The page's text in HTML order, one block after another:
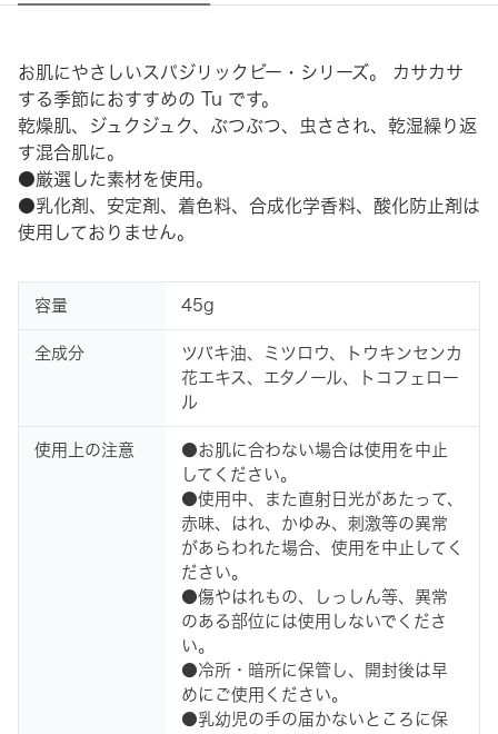
お肌にやさしいスパジリックビー・シリーズ。 カサカサ
する季節におすすめの Tu です。
乾燥肌、ジュクジュク、ぶつぶつ、虫さされ、乾湿繰り返
す混合肌に。
●厳選した素材を使用。
●乳化剤、安定剤、着色料、合成化学香料、酸化防止剤は
使用しておりません。
容量 45g
全成分
ツバキ油、ミツロウ、トウキンセンカ
花エキス、エタノール、トコフェロー
ル
使用上の注意
●お肌に合わない場合は使用を中止
してください。
●使用中、また直射日光があたって、
赤味、はれ、かゆみ、刺激等の異常
があらわれた場合、使用を中止してく
ださい。
●傷やはれもの、しっしん等、異常
のある部位には使用しないでくださ
い。
●冷所・暗所に保管し、開封後は早
めにご使用ください。
●乳幼児の手の届かないところに保